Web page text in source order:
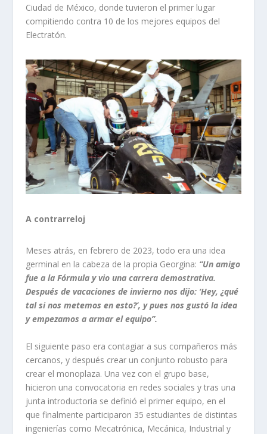
Ciudad de México, donde tuvieron el primer lugar
compitiendo contra 10 de los mejores equipos del
Electratón.
A contrarreloj
Meses atrás, en febrero de 2023, todo era una idea
germinal en la cabeza de la propia Georgina: “Un amigo
fue a la Fórmula y vio una carrera demostrativa.
Después de vacaciones de invierno nos dijo: ‘Hey, ¿qué
tal si nos metemos en esto?’, y pues nos gustó la idea
y empezamos a armar el equipo”.
El siguiente paso era contagiar a sus compañeros más
cercanos, y después crear un conjunto robusto para
crear el monoplaza. Una vez con el grupo base,
hicieron una convocatoria en redes sociales y tras una
junta introductoria se definió el primer equipo, en el
que finalmente participaron 35 estudiantes de distintas
ingenierías como Mecatrónica, Mecánica, Industrial y